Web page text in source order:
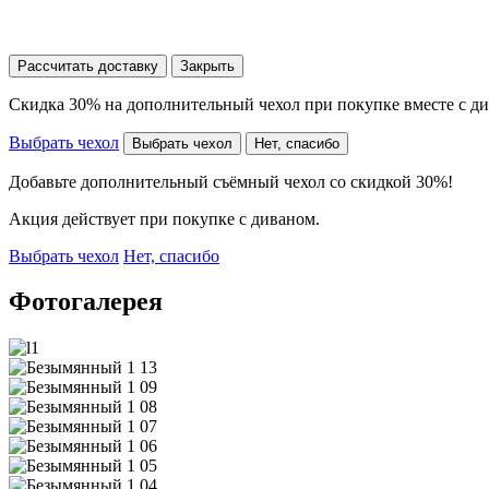
Рассчитать доставку Закрыть
Скидка 30% на дополнительный чехол при покупке вместе с
Выбрать чехол Выбрать чехол Нет, спасибо
Добавьте дополнительный съёмный чехол со скидкой 30%!
Акция действует при покупке с диваном.
Выбрать чехол Нет, спасибо
Фотогалерея